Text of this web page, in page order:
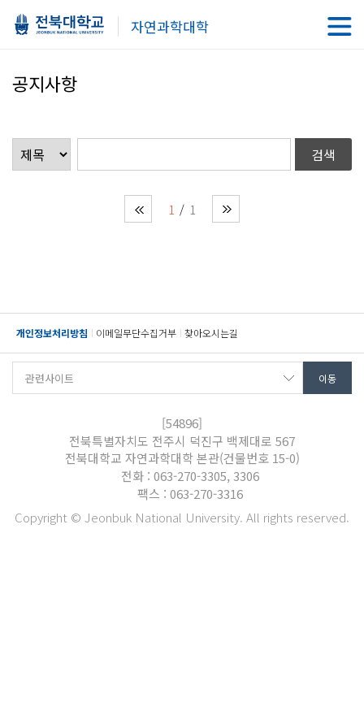
자연과학대학
공지사항
1 1
개인정보처리방침 이메일무단수집거부 찾아오시는길
[54896]
전북특별자치도 전주시 덕진구 백제대로 567
전북대학교 자연과학대학 본관(건물번호 15-0)
전화 : 063-270-3305, 3306
팩스 : 063-270-3316
Copyright © Jeonbuk National University. All rights reserved.